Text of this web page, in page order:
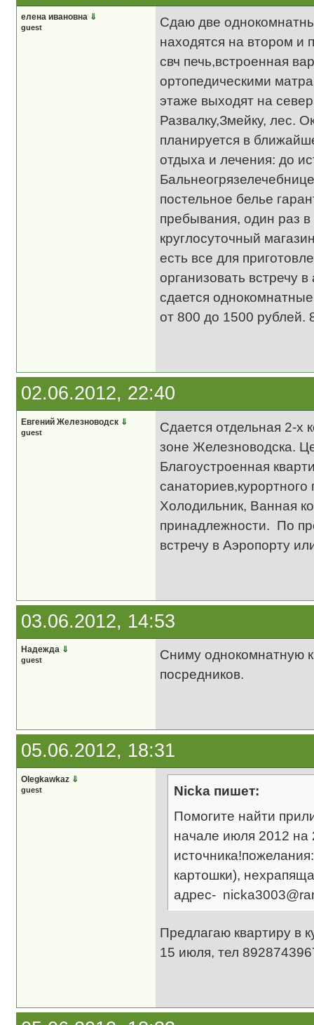
елена ивановна ⇓
guest
Сдаю две
находятся на втором и
свч печь,встроенная
ортопедическими
этаже выходят на
Развалку,Змейку, лес.
планируется в
отдыха и лечения: до
постельное белье
пребывания, один раз
круглосуточный
есть все для
организовать встречу
сдается
от 800 до 1500 рублей.
02.06.2012, 22:40
Евгений Железноводск ⇓
guest
Сдается отдельная 2-
зоне Железноводска.
Благоустроенная
Холодильник, Ванная
принадлежности. По
встречу в Аэропорту
03.06.2012, 14:53
Надежда ⇓
guest
Сниму однокомнатную
посредников.
05.06.2012, 18:31
Olegkawkaz ⇓
guest
Nicka пишет:
Помогите найти
начале июля 2012 на
картошки),
адрес-
Предлагаю квартиру в
15 июля, тел